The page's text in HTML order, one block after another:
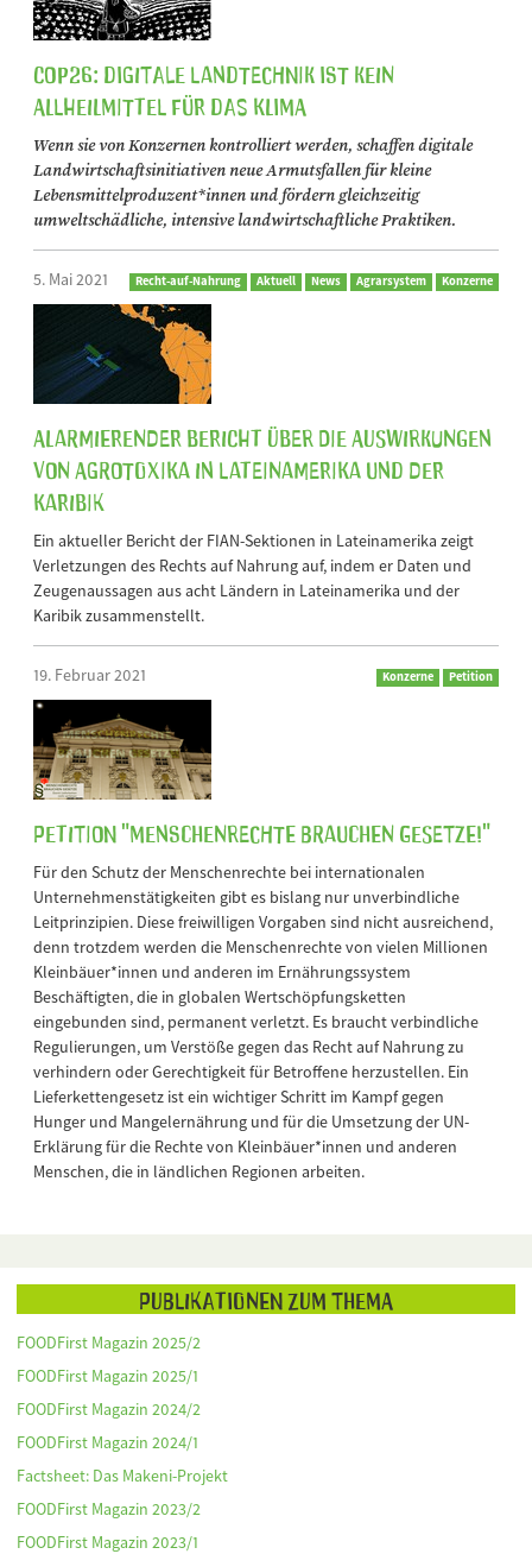
COP26: Digitale Landtechnik ist kein
Allheilmittel für das Klima
Wenn sie von Konzernen kontrolliert werden, schaffen digitale
Landwirtschaftsinitiativen neue Armutsfallen für kleine
Lebensmittelproduzent*innen und fördern gleichzeitig
umweltschädliche, intensive landwirtschaftliche Praktiken.
5. Mai 2021 Recht-auf-Nahrung Aktuell News Agrarsystem Konzerne
Alarmierender Bericht über die Auswirkungen
von Agrotoxika in Lateinamerika und der
Karibik
Ein aktueller Bericht der FIAN-Sektionen in Lateinamerika zeigt
Verletzungen des Rechts auf Nahrung auf, indem er Daten und
Zeugenaussagen aus acht Ländern in Lateinamerika und der
Karibik zusammenstellt.
19. Februar 2021 Konzerne Petition
Petition "Menschenrechte brauchen Gesetze!"
Für den Schutz der Menschenrechte bei internationalen
Unternehmenstätigkeiten gibt es bislang nur unverbindliche
Leitprinzipien. Diese freiwilligen Vorgaben sind nicht ausreichend,
denn trotzdem werden die Menschenrechte von vielen Millionen
Kleinbäuer*innen und anderen im Ernährungssystem
Beschäftigten, die in globalen Wertschöpfungsketten
eingebunden sind, permanent verletzt. Es braucht verbindliche
Regulierungen, um Verstöße gegen das Recht auf Nahrung zu
verhindern oder Gerechtigkeit für Betroffene herzustellen. Ein
Lieferkettengesetz ist ein wichtiger Schritt im Kampf gegen
Hunger und Mangelernährung und für die Umsetzung der UN-
Erklärung für die Rechte von Kleinbäuer*innen und anderen
Menschen, die in ländlichen Regionen arbeiten.
Publikationen zum Thema
FOODFirst Magazin 2025/2
FOODFirst Magazin 2025/1
FOODFirst Magazin 2024/2
FOODFirst Magazin 2024/1
Factsheet: Das Makeni-Projekt
FOODFirst Magazin 2023/2
FOODFirst Magazin 2023/1